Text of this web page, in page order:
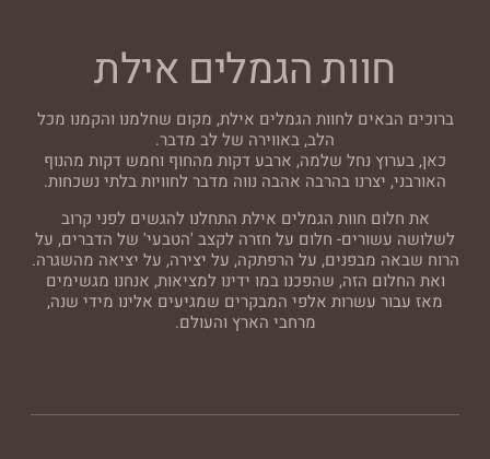
חוות הגמלים אילת
ברוכים הבאים לחוות הגמלים אילת, מקום שחלמנו והקמנו מכל
הלב, באווירה של לב מדבר.
כאן, בערוץ נחל שלמה, ארבע דקות מהחוף וחמש דקות מהנוף
האורבני, יצרנו בהרבה אהבה נווה מדבר לחוויות בלתי נשכחות.
את חלום חוות הגמלים אילת התחלנו להגשים לפני קרוב
לשלושה עשורים- חלום על חזרה לקצב 'הטבעי' של הדברים, על
הרוח שבאה מבפנים, על הרפתקה, על יצירה, על יציאה מהשגרה.
ואת החלום הזה, שהפכנו במו ידינו למציאות, אנחנו מגשימים
מאז עבור עשרות אלפי המבקרים שמגיעים אלינו מידי שנה,
מרחבי הארץ והעולם.